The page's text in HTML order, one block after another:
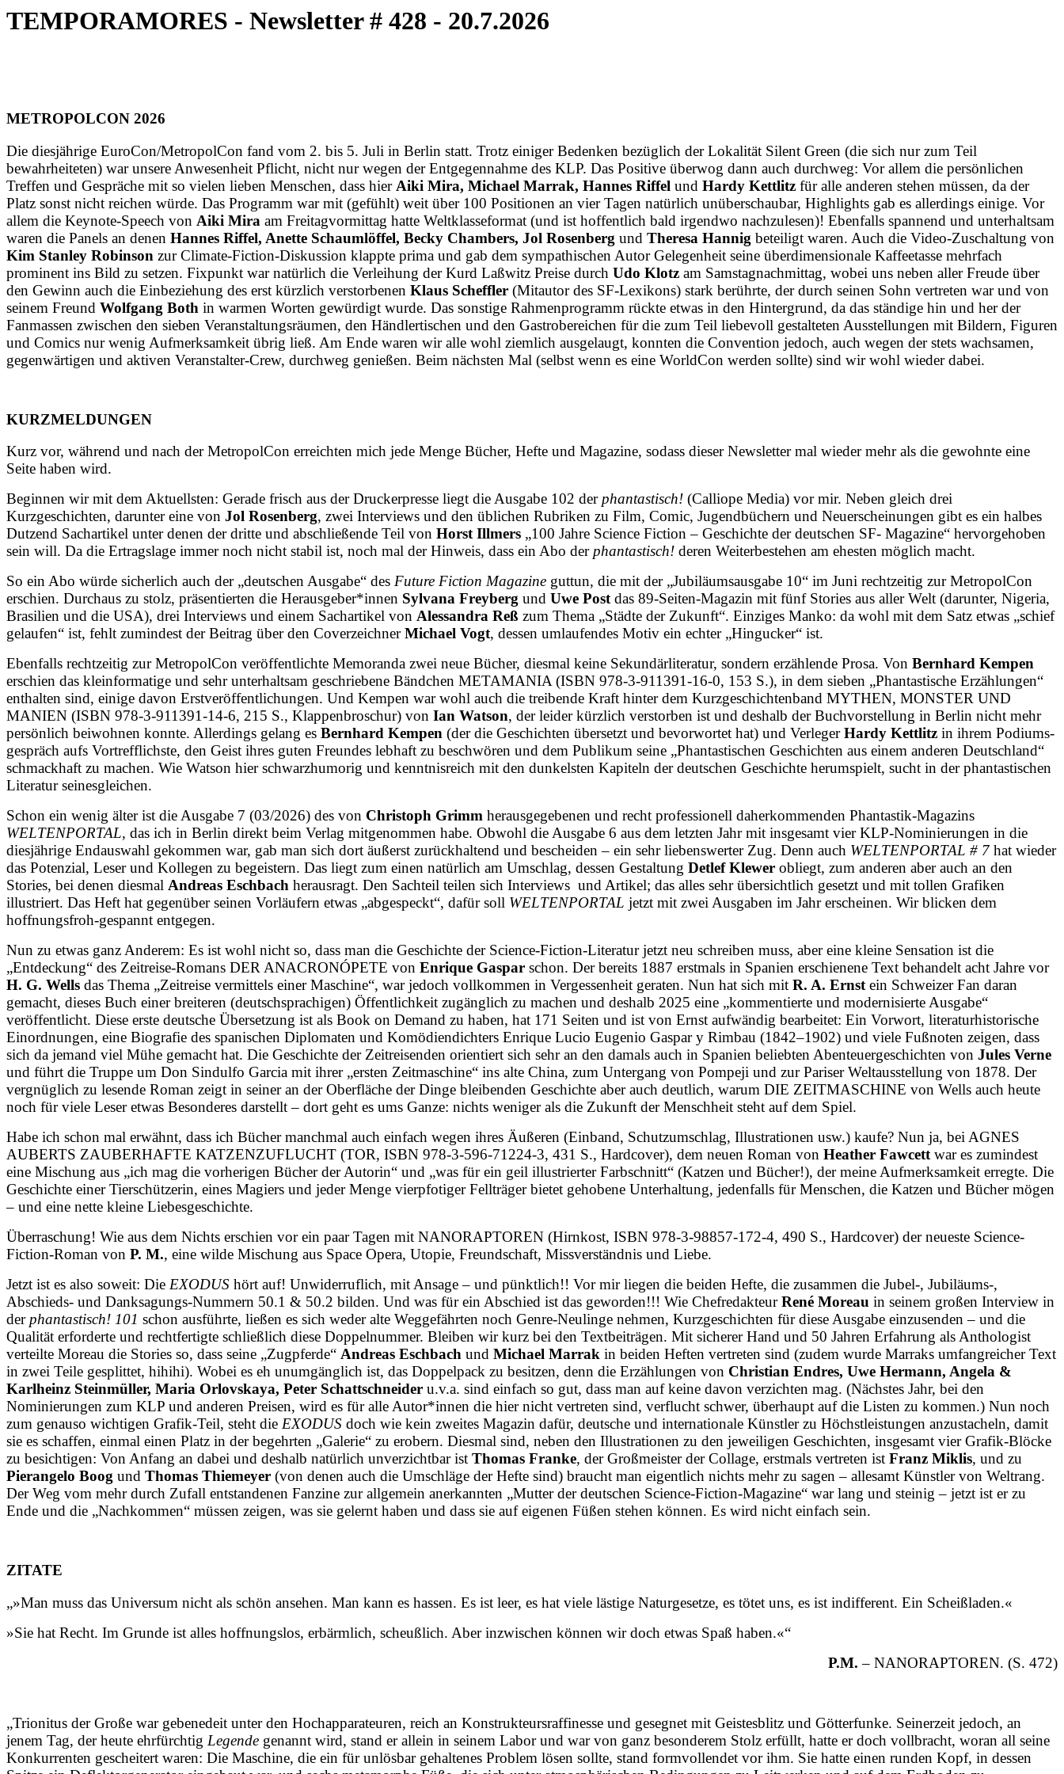
TEMPORAMORES - Newsletter # 428 - 20.7.2026
METROPOLCON 2026
Die diesjährige EuroCon/MetropolCon fand vom 2. bis 5. Juli in Berlin statt. Trotz einiger Bedenken bezüglich der Lokalität Silent Green (die sich nur zum Teil
bewahrheiteten) war unsere Anwesenheit Pflicht, nicht nur wegen der Entgegennahme des KLP. Das Positive überwog dann auch durchweg: Vor allem die persönlichen
Treffen und Gespräche mit so vielen lieben Menschen, dass hier Aiki Mira, Michael Marrak, Hannes Riffel und Hardy Kettlitz für alle anderen stehen müssen, da der
Platz sonst nicht reichen würde. Das Programm war mit (gefühlt) weit über 100 Positionen an vier Tagen natürlich unüberschaubar, Highlights gab es allerdings einige. Vor
allem die Keynote-Speech von Aiki Mira am Freitagvormittag hatte Weltklasse­format (und ist hoffentlich bald irgendwo nachzulesen)! Ebenfalls spannend und unterhaltsam
waren die Panels an denen Hannes Riffel, Anette Schaumlöffel, Becky Chambers, Jol Rosenberg und Theresa Hannig beteiligt waren. Auch die Video-Zuschaltung von
Kim Stanley Robinson zur Climate-Fiction-Diskussion klappte prima und gab dem sympathischen Autor Gelegenheit seine überdimensionale Kaffeetasse mehrfach
prominent ins Bild zu setzen. Fix­punkt war natürlich die Verleihung der Kurd Laßwitz Preise durch Udo Klotz am Samstag­nach­mittag, wobei uns neben aller Freude über
den Gewinn auch die Einbeziehung des erst kürzlich verstorbenen Klaus Scheffler (Mitautor des SF-Lexikons) stark berührte, der durch seinen Sohn vertreten war und von
seinem Freund Wolfgang Both in warmen Worten gewürdigt wurde. Das sonstige Rahmenprogramm rückte etwas in den Hintergrund, da das ständige hin und her der
Fanmassen zwischen den sieben Veranstaltungsräumen, den Händlertischen und den Gastro­bereichen für die zum Teil liebevoll gestalteten Ausstellungen mit Bildern, Figuren
und Comics nur wenig Aufmerksamkeit übrig ließ. Am Ende waren wir alle wohl ziemlich ausgelaugt, konn­ten die Convention jedoch, auch wegen der stets wachsamen,
gegenwärtigen und aktiven Veran­stalter-Crew, durchweg genießen. Beim nächsten Mal (selbst wenn es eine WorldCon werden sollte) sind wir wohl wieder dabei.
KURZMELDUNGEN
Kurz vor, während und nach der MetropolCon erreichten mich jede Menge Bücher, Hefte und Magazine, sodass dieser Newsletter mal wieder mehr als die gewohnte eine
Seite haben wird.
Beginnen wir mit dem Aktuellsten: Gerade frisch aus der Druckerpresse liegt die Ausgabe 102 derphantastisch! (Calliope Media) vor mir. Neben gleich drei
Kurzgeschichten, darunter eine von Jol Rosenberg, zwei Interviews und den üblichen Rubriken zu Film, Comic, Jugendbüchern und Neuerscheinungen gibt es ein halbes
Dutzend Sachartikel unter denen der dritte und abschließende Teil von Horst Illmers „100 Jahre Science Fiction – Geschichte der deutschen SF- Magazine“ hervorgehoben
sein will. Da die Ertragslage immer noch nicht stabil ist, noch mal der Hinweis, dass ein Abo derphantastisch! deren Weiterbestehen am ehesten möglich macht.
So ein Abo würde sicherlich auch der „deutschen Ausgabe“ des Future Fiction Magazine guttun, die mit der „Jubiläumsausgabe 10“ im Juni rechtzeitig zur MetropolCon
erschien. Durchaus zu stolz, präsentierten die Herausgeber*innen Sylvana Freyberg und Uwe Postdas 89-Seiten-Magazin mit fünf Stories aus aller Welt (darunter, Nigeria,
Brasilien und die USA), drei Interviews und einem Sachartikel von Alessandra Reß zum Thema „Städte der Zukunft“. Einziges Manko: da wohl mit dem Satz etwas „schief
gelaufen“ ist, fehlt zumindest der Beitrag über den CoverzeichnerMichael Vogt, dessen umlaufendes Motiv ein echter „Hingucker“ ist.
Ebenfalls rechtzeitig zur MetropolCon veröffentlichte Memoranda zwei neue Bücher, diesmal keine Sekundärliteratur, sondern erzählende Prosa. Von Bernhard Kempen
erschien das klein­formatige und sehr unterhaltsam geschriebene Bändchen METAMANIA (ISBN 978-3-911391-16-0, 153 S.), in dem sieben „Phantastische Erzählungen“
enthalten sind, einige davon Erstveröf­fent­lichungen. Und Kempen war wohl auch die treibende Kraft hinter dem Kurzgeschichtenband MYTHEN, MONSTER UND
MANIEN (ISBN 978-3-911391-14-6, 215 S., Klappenbroschur) von Ian Watson, der leider kürzlich verstorben ist und deshalb der Buchvorstellung in Berlin nicht mehr
persönlich beiwohnen konnte. Allerdings gelang es Bernhard Kempen (der die Geschichten übersetzt und bevorwortet hat) und VerlegerHardy Kettlitz in ihrem Podiums­
gespräch aufs Vortrefflichste, den Geist ihres guten Freundes lebhaft zu beschwören und dem Publikum seine „Phantastischen Geschichten aus einem anderen Deutschland“
schmackhaft zu machen. Wie Watson hier schwarzhumorig und kenntnisreich mit den dunkelsten Kapiteln der deutschen Geschichte herumspielt, sucht in der phantastischen
Literatur seinesgleichen.
Schon ein wenig älter ist die Ausgabe 7 (03/2026) des von Christoph Grimm herausgege­benen und recht professionell daherkommenden Phantastik-Magazins
WELTENPORTAL, das ich in Berlin direkt beim Verlag mitgenommen habe. Obwohl die Ausgabe 6 aus dem letzten Jahr mit insgesamt vier KLP-Nominierungen in die
diesjährige Endauswahl gekommen war, gab man sich dort äußerst zurückhaltend und bescheiden – ein sehr liebenswerter Zug. Denn auch WELTENPORTAL # 7 hat wieder
das Potenzial, Leser und Kollegen zu begeistern. Das liegt zum einen natürlich am Umschlag, dessen Gestaltung Detlef Klewer obliegt, zum anderen aber auch an den
Stories, bei denen diesmal Andreas Eschbach herausragt. Den Sachteil teilen sich Interviews und Artikel; das alles sehr übersichtlich gesetzt und mit tollen Grafiken
illustriert. Das Heft hat gegenüber seinen Vorläufern etwas „abgespeckt“, dafür soll WELTENPORTAL jetzt mit zwei Ausgaben im Jahr erscheinen. Wir blicken dem
hoffnungsfroh-gespannt entgegen.
Nun zu etwas ganz Anderem: Es ist wohl nicht so, dass man die Geschichte der Science-Fiction-Literatur jetzt neu schreiben muss, aber eine kleine Sensation ist die
„Entdeckung“ des Zeitreise-Romans DER ANACRONÓPETE von Enrique Gaspar schon. Der bereits 1887 erstmals in Spanien erschienene Text behandelt acht Jahre vor
H. G. Wells das Thema „Zeitreise vermittels einer Maschine“, war jedoch vollkommen in Vergessenheit geraten. Nun hat sich mit R. A. Ernstein Schweizer Fan daran
gemacht, dieses Buch einer breiteren (deutschsprachigen) Öffentlichkeit zugänglich zu machen und deshalb 2025 eine „kommentierte und modernisierte Ausgabe“
veröffentlicht. Diese erste deutsche Übersetzung ist als Book on Demand zu haben, hat 171 Seiten und ist von Ernst aufwändig bearbeitet: Ein Vorwort, literaturhistorische
Einord­nungen, eine Biografie des spanischen Diplomaten und Komödiendichters Enrique Lucio Eugenio Gaspar y Rimbau (1842–1902) und viele Fußnoten zeigen, dass
sich da jemand viel Mühe gemacht hat. Die Geschichte der Zeitreisenden orientiert sich sehr an den damals auch in Spanien beliebten Abenteuergeschichten von Jules Verne
und führt die Truppe um Don Sindulfo Garcia mit ihrer „ersten Zeitmaschine“ ins alte China, zum Untergang von Pompeji und zur Pariser Weltausstellung von 1878. Der
vergnüglich zu lesende Roman zeigt in seiner an der Oberfläche der Dinge bleibenden Geschichte aber auch deutlich, warum DIE ZEITMASCHINE von Wells auch heute
noch für viele Leser etwas Besonderes darstellt – dort geht es ums Ganze: nichts weniger als die Zukunft der Menschheit steht auf dem Spiel.
Habe ich schon mal erwähnt, dass ich Bücher manchmal auch einfach wegen ihres Äußeren (Einband, Schutzumschlag, Illustrationen usw.) kaufe? Nun ja, bei AGNES
AUBERTS ZAUBERHAFTE KATZENZUFLUCHT (TOR, ISBN 978-3-596-71224-3, 431 S., Hardcover), dem neuen Roman von Heather Fawcettwar es zumindest
eine Mischung aus „ich mag die vorherigen Bücher der Autorin“ und „was für ein geil illustrierter Farbschnitt“ (Katzen und Bücher!), der meine Aufmerksamkeit erregte. Die
Geschichte einer Tierschützerin, eines Magiers und jeder Menge vierpfotiger Fellträger bietet gehobene Unterhaltung, jedenfalls für Menschen, die Katzen und Bücher mögen
– und eine nette kleine Liebesgeschichte.
Überraschung! Wie aus dem Nichts erschien vor ein paar Tagen mit NANORAPTOREN (Hirnkost, ISBN 978-3-98857-172-4, 490 S., Hardcover) der neueste Science-
Fiction-Roman von P. M., eine wilde Mischung aus Space Opera, Utopie, Freundschaft, Missverständnis und Liebe.
Jetzt ist es also soweit: Die EXODUS hört auf! Unwiderruflich, mit Ansage – und pünktlich!! Vor mir liegen die beiden Hefte, die zusammen die Jubel-, Jubiläums-,
Abschieds- und Danksa­gungs-Nummern 50.1 & 50.2 bilden. Und was für ein Abschied ist das geworden!!! Wie Chef­redakteurRené Moreau in seinem großen Interview in
derphantastisch! 101 schon ausführte, ließen es sich weder alte Weggefährten noch Genre-Neulinge nehmen, Kurzgeschichten für diese Ausgabe einzusenden – und die
Qualität erforderte und rechtfertigte schließlich diese Doppel­nummer. Bleiben wir kurz bei den Textbeiträgen. Mit sicherer Hand und 50 Jahren Erfahrung als Anthologist
verteilte Moreau die Stories so, dass seine „Zugpferde“ Andreas Eschbach und Michael Marrak in beiden Heften vertreten sind (zudem wurde Marraks umfangreicher Text
in zwei Teile gesplittet, hihihi). Wobei es eh unumgänglich ist, das Doppelpack zu besitzen, denn die Erzählungen von Christian Endres, Uwe Hermann, Angela &
Karlheinz Steinmüller, Maria Orlovskaya, Peter Schattschneider u.v.a. sind einfach so gut, dass man auf keine davon verzichten mag. (Nächstes Jahr, bei den
Nominierungen zum KLP und anderen Preisen, wird es für alle Autor*innen die hier nicht vertreten sind, verflucht schwer, überhaupt auf die Listen zu kommen.) Nun noch
zum genauso wichtigen Grafik-Teil, steht die EXODUS doch wie kein zweites Magazin dafür, deutsche und internationale Künstler zu Höchstleistungen anzustacheln, damit
sie es schaffen, einmal einen Platz in der begehrten „Galerie“ zu erobern. Diesmal sind, neben den Illustrationen zu den jeweiligen Geschichten, insgesamt vier Grafik-Blöcke
zu besichtigen: Von Anfang an dabei und deshalb natürlich unverzichtbar ist Thomas Franke, der Großmeister der Collage, erstmals vertreten ist Franz Miklis, und zu
Pierangelo Boog und Thomas Thiemeyer (von denen auch die Umschläge der Hefte sind) braucht man eigentlich nichts mehr zu sagen – allesamt Künstler von Weltrang.
Der Weg vom mehr durch Zufall entstandenen Fanzine zur allgemein anerkannten „Mutter der deutschen Science-Fiction-Magazine“ war lang und steinig – jetzt ist er zu
Ende und die „Nachkommen“ müssen zeigen, was sie gelernt haben und dass sie auf eigenen Füßen stehen können. Es wird nicht einfach sein.
ZITATE
„»Man muss das Universum nicht als schön ansehen. Man kann es hassen. Es ist leer, es hat viele lästige Naturgesetze, es tötet uns, es ist indifferent. Ein Scheißladen.«
»Sie hat Recht. Im Grunde ist alles hoffnungslos, erbärmlich, scheußlich. Aber inzwischen können wir doch etwas Spaß haben.«“
P.M. – NANORAPTOREN. (S. 472)
„Trionitus der Große war gebenedeit unter den Hochapparateuren, reich an Konstrukteurs­raffinesse und gesegnet mit Geistesblitz und Götterfunke. Seinerzeit jedoch, an
jenem Tag, der heute ehrfürchtig Legende genannt wird, stand er allein in seinem Labor und war von ganz besonderem Stolz erfüllt, hatte er doch vollbracht, woran all seine
Konkurrenten gescheitert waren: Die Maschine, die ein für unlösbar gehaltenes Problem lösen sollte, stand formvollendet vor ihm. Sie hatte einen runden Kopf, in dessen